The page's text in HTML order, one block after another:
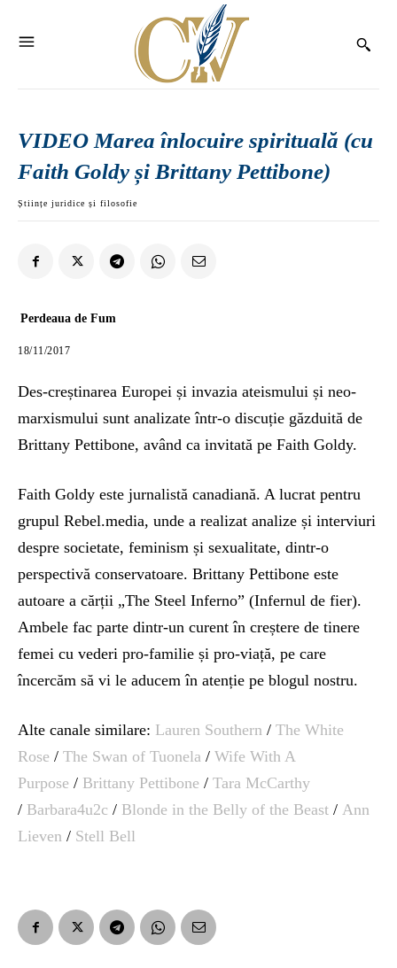
VIDEO Marea înlocuire spirituală (cu
Faith Goldy și Brittany Pettibone)
Științe juridice și filosofie
Perdeaua de Fum
18/11/2017
Des-creștinarea Europei și invazia ateismului și neo-
marxismului sunt analizate într-o discuție găzduită de
Brittany Pettibone, având ca invitată pe Faith Goldy.
Faith Goldy este jurnalistă canadiană. A lucrat pentru
grupul Rebel.media, unde a realizat analize și interviuri
despre societate, feminism și sexualitate, dintr-o
perspectivă conservatoare. Brittany Pettibone este
autoare a cărții „The Steel Inferno” (Infernul de fier).
Ambele fac parte dintr-un curent în creștere de tinere
femei cu vederi pro-familie și pro-viață, pe care
încercăm să vi le aducem în atenție pe blogul nostru.
Alte canale similare: Lauren Southern / The White
Rose / The Swan of Tuonela / Wife With A
Purpose / Brittany Pettibone / Tara McCarthy
/ Barbara4u2c / Blonde in the Belly of the Beast / Ann
Lieven / Stell Bell